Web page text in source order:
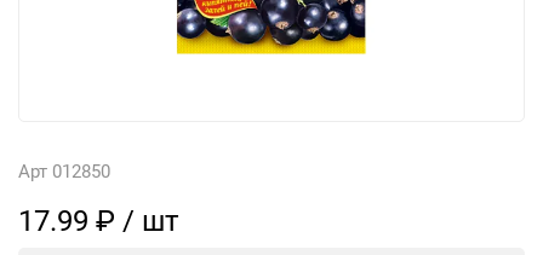
Арт 012850
17.99 ₽ / шт